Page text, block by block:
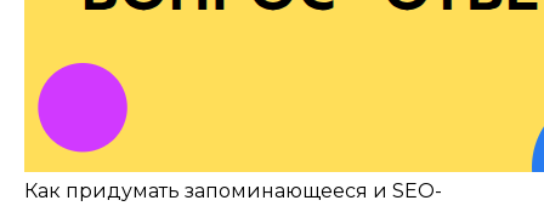
Как придумать запоминающееся и SEO-